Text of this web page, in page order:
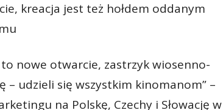
kreacja jest też hołdem oddanym
nowe otwarcie, zastrzyk wiosenno-
udzieli się wszystkim kinomanom” –
na Polskę, Czechy i Słowację w